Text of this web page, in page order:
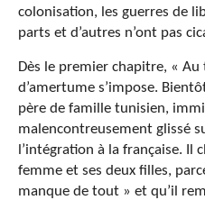
colonisation, les guerres de
parts et d’autres n’ont pas
Dès le premier chapitre, «
d’amertume s’impose.
père de famille tunisien,
malencontreusement glissé
l’intégration à la française. Il
femme et ses deux filles,
manque de tout » et qu’il